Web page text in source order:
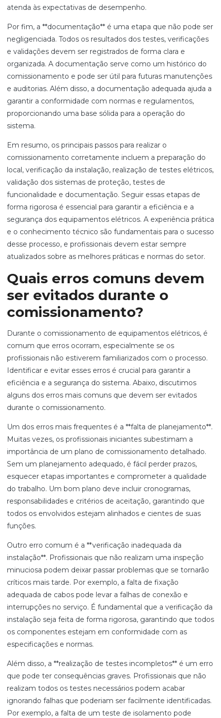
atenda às expectativas de desempenho.
Por fim, a **documentação** é uma etapa que não pode ser
negligenciada. Todos os resultados dos testes, verificações
e validações devem ser registrados de forma clara e
organizada. A documentação serve como um histórico do
comissionamento e pode ser útil para futuras manutenções
e auditorias. Além disso, a documentação adequada ajuda a
garantir a conformidade com normas e regulamentos,
proporcionando uma base sólida para a operação do
sistema.
Em resumo, os principais passos para realizar o
comissionamento corretamente incluem a preparação do
local, verificação da instalação, realização de testes elétricos,
validação dos sistemas de proteção, testes de
funcionalidade e documentação. Seguir essas etapas de
forma rigorosa é essencial para garantir a eficiência e a
segurança dos equipamentos elétricos. A experiência prática
e o conhecimento técnico são fundamentais para o sucesso
desse processo, e profissionais devem estar sempre
atualizados sobre as melhores práticas e normas do setor.
Quais erros comuns devem
ser evitados durante o
comissionamento?
Durante o comissionamento de equipamentos elétricos, é
comum que erros ocorram, especialmente se os
profissionais não estiverem familiarizados com o processo.
Identificar e evitar esses erros é crucial para garantir a
eficiência e a segurança do sistema. Abaixo, discutimos
alguns dos erros mais comuns que devem ser evitados
durante o comissionamento.
Um dos erros mais frequentes é a **falta de planejamento**.
Muitas vezes, os profissionais iniciantes subestimam a
importância de um plano de comissionamento detalhado.
Sem um planejamento adequado, é fácil perder prazos,
esquecer etapas importantes e comprometer a qualidade
do trabalho. Um bom plano deve incluir cronogramas,
responsabilidades e critérios de aceitação, garantindo que
todos os envolvidos estejam alinhados e cientes de suas
funções.
Outro erro comum é a **verificação inadequada da
instalação**. Profissionais que não realizam uma inspeção
minuciosa podem deixar passar problemas que se tornarão
críticos mais tarde. Por exemplo, a falta de fixação
adequada de cabos pode levar a falhas de conexão e
interrupções no serviço. É fundamental que a verificação da
instalação seja feita de forma rigorosa, garantindo que todos
os componentes estejam em conformidade com as
especificações e normas.
Além disso, a **realização de testes incompletos** é um erro
que pode ter consequências graves. Profissionais que não
realizam todos os testes necessários podem acabar
ignorando falhas que poderiam ser facilmente identificadas.
Por exemplo, a falta de um teste de isolamento pode